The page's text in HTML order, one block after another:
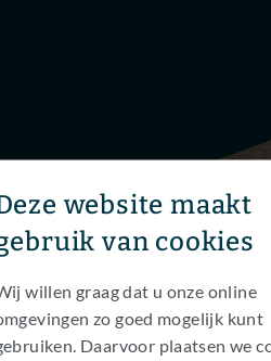
website maakt
van cookies
willen graag dat u onze online
zo goed mogelijk kunt
Daarvoor plaatsen we
basis salaris.
De exacte